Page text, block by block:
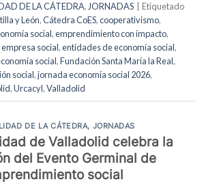
DE LA CÁTEDRA, JORNADAS
Etiquetado
y León,Cátedra CoES,cooperativismo,
social,emprendimiento con impacto,
empresa social,entidades de economía social,
social,Fundación Santa María la Real,
social,jornada economía social 2026,
,Urcacyl,Valladolid
DE LA CÁTEDRA, JORNADAS
de Valladolid celebra la
del Evento Germinal de
social